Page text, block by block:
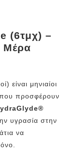
(6τμχ) –
Μέρα
είναι μηνιαίοι
προσφέρουν
υγρασία στην
να